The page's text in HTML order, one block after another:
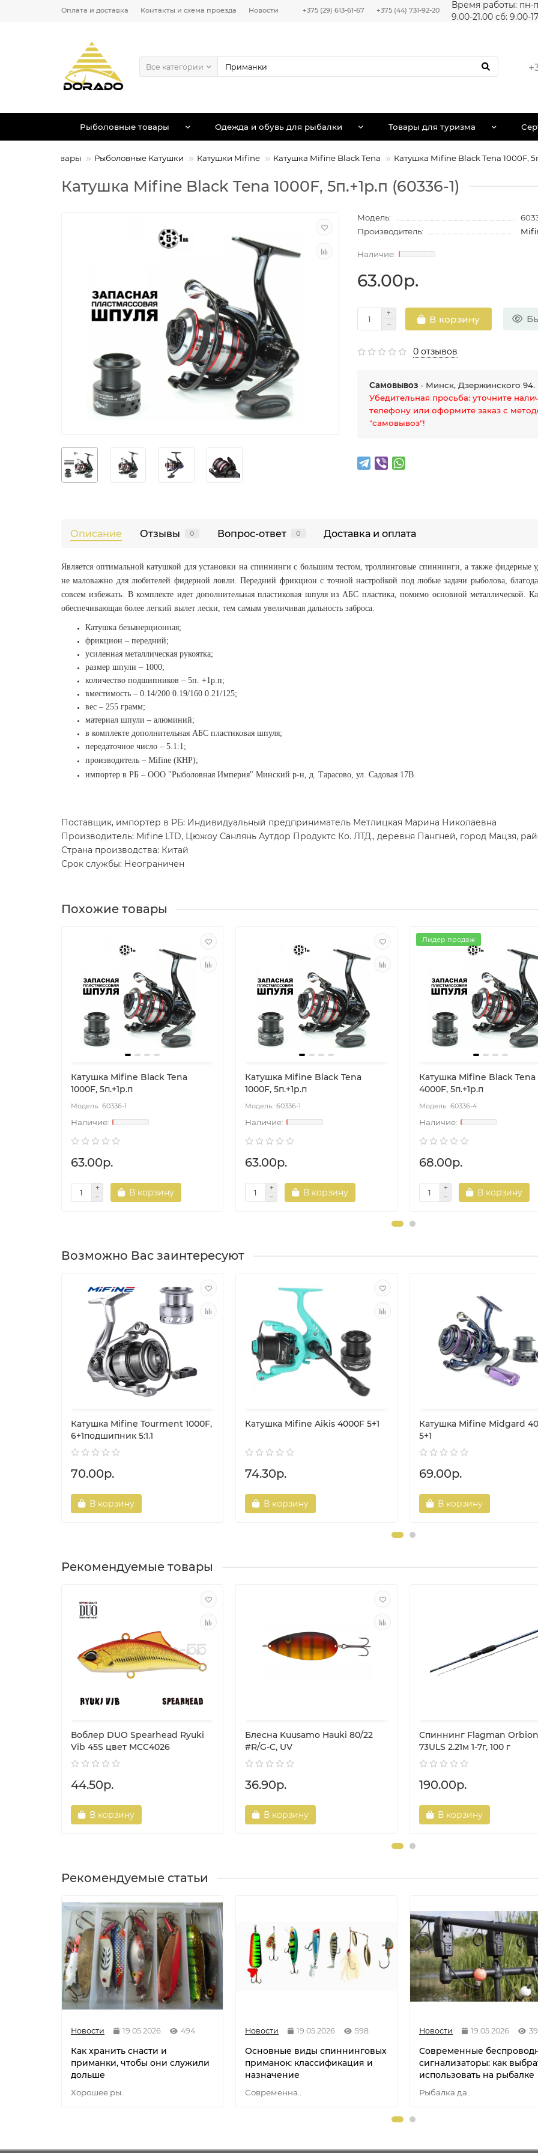
Оплата и доставка Контакты и схема проезда Новости +375 (29) 613-61-67 +375 (44) 731-92-20
Время работы: пн-
9.00-21.00 сб: 9.00-
Все категории
Рыболовные товары Одежда и обувь для рыбалки Товары для туризма
товары Рыболовные Катушки Катушки Mifine Катушка Mifine Black Tena Катушка Mifine Black Tena 1000F,
Катушка Mifine Black Tena 1000F, 5п.+1р.п (60336-1)
Модель:
Производитель:
63.00р.
В корзину
0 отзывов
Самовывоз - Минск, Дзержинского 94.
Убедительная просьба: уточните
телефону или оформите заказ с
"самовывоз"!
Описание Отзывы 0 Вопрос-ответ 0 Доставка и оплата
Является оптимальной катушкой для установки на спиннинги с большим тестом, троллинговые спиннинги, а также фидерные
не маловажно для любителей фидерной ловли. Передний фрикцион с точной настройкой под любые задачи рыболова,
совсем избежать. В комплекте идет дополнительная пластиковая шпуля из АБС пластика, помимо основной металлической.
обеспечивающая более легкий вылет лески, тем самым увеличивая дальность заброса.
Катушка безынерционная;
фрикцион – передний;
усиленная металлическая рукоятка;
размер шпули – 1000;
количество подшипников – 5п. +1р.п;
вместимость – 0.14/200 0.19/160 0.21/125;
вес – 255 грамм;
материал шпули – алюминий;
в комплекте дополнительная АБС пластиковая шпуля;
передаточное число – 5.1:1;
производитель – Mifine (КНР);
импортер в РБ – ООО "Рыболовная Империя" Минский р-н, д. Тарасово, ул. Садовая 17В.
Поставщик, импортер в РБ: Индивидуальный предприниматель Метлицкая Марина Николаевна
Производитель: Mifine LTD, Цюжоу Санлянь Аутдор Продуктс Ко. ЛТД., деревня Пангней, город Мацзя,
Страна производства: Китай
Срок службы: Неограничен
Похожие товары
Катушка Mifine Black Tena
1000F, 5п.+1р.п
60336-1
63.00р.
В корзину
Катушка Mifine Black Tena
1000F, 5п.+1р.п
60336-1
63.00р.
В корзину
Лидер продаж
Катушка Mifine Black Tena
4000F, 5п.+1р.п
60336-4
68.00р.
В корзину
Возможно Вас заинтересуют
Катушка Mifine Tourment 1000F,
6+1подшипник 5:1.1
70.00р.
В корзину
Катушка Mifine Aikis 4000F 5+1
74.30р.
В корзину
Катушка Mifine Midgard
5+1
69.00р.
В корзину
Рекомендуемые товары
Воблер DUO Spearhead Ryuki
Vib 45S цвет MCC4026
44.50р.
В корзину
Блесна Kuusamo Hauki 80/22
#R/G-C, UV
36.90р.
В корзину
Спиннинг Flagman
73ULS 2.21м 1-7г, 100 г
190.00р.
В корзину
Рекомендуемые статьи
Новости 19.05.2026 494
Как хранить снасти и
приманки, чтобы они служили
дольше
Хорошее ры..
Новости 19.05.2026 598
Основные виды спиннинговых
приманок: классификация и
назначение
Современна..
Новости 19.05.2026
Современные
сигнализаторы: как
использовать на рыбалке
Рыбалка да..